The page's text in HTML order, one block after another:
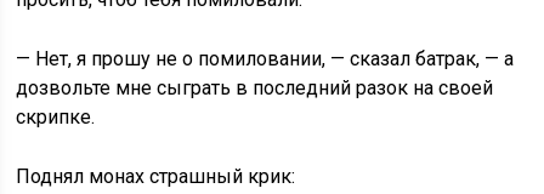
— Нет, я прошу не о помиловании, — сказал батрак, — а
дозвольте мне сыграть в последний разок на своей
скрипке.
Поднял монах страшный крик: